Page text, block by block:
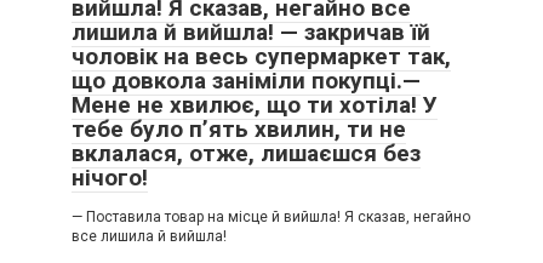
вийшла! Я сказав, негайно все
лишила й вийшла! — закричав їй
чоловік на весь супермаркет так,
що довкола заніміли покупці.—
Мене не хвилює, що ти хотіла! У
тебе було п’ять хвилин, ти не
вклалася, отже, лишаєшся без
нічого!
— Поставила товар на місце й вийшла! Я сказав, негайно
все лишила й вийшла!